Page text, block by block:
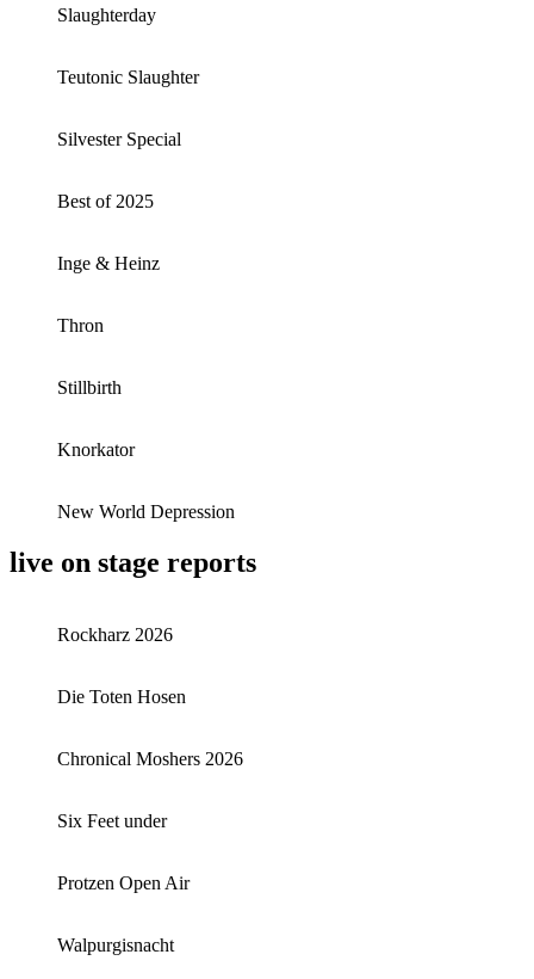
Slaughterday
Teutonic Slaughter
Silvester Special
Best of 2025
Inge & Heinz
Thron
Stillbirth
Knorkator
New World Depression
live on stage reports
Rockharz 2026
Die Toten Hosen
Chronical Moshers 2026
Six Feet under
Protzen Open Air
Walpurgisnacht